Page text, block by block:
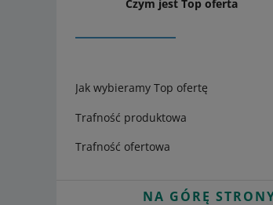
Czym jest Top oferta
Jak wybieramy Top ofertę
Trafność produktowa
Trafność ofertowa
NA GÓRĘ